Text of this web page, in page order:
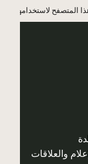
المتصفح لاستخدامها
والعلاقات